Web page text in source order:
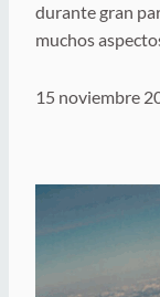
durante gran
muchos
15 noviembre